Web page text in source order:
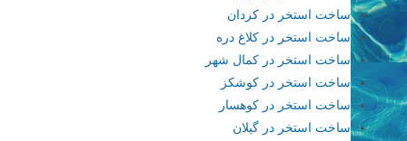
ساخت استخر در کردان
ساخت استخر در کلاغ دره
ساخت استخر در کمال شهر
ساخت استخر در کوشکز
ساخت استخر در کوهسار
ساخت استخر در گیلان